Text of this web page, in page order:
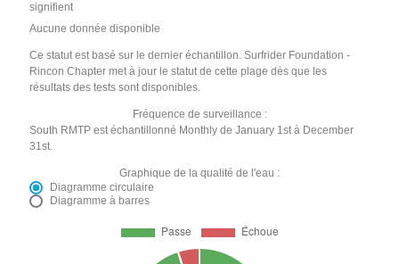
signifient
Aucune donnée disponible
Ce statut est basé sur le dernier échantillon. Surfrider Foundation -
Rincon Chapter met à jour le statut de cette plage dès que les
résultats des tests sont disponibles.
Fréquence de surveillance :
South RMTP est échantillonné Monthly de January 1st à December
31st.
Graphique de la qualité de l'eau :
Diagramme circulaire
Diagramme à barres